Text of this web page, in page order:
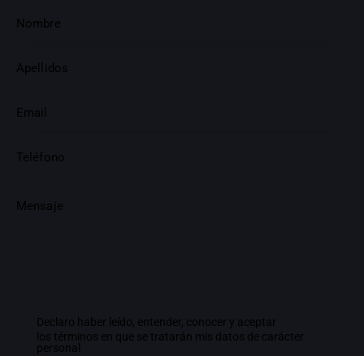
Declaro haber leído, entender, conocer y aceptar
los términos en que se tratarán mis datos de carácter
personal